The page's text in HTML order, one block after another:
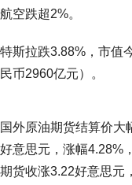
航空跌超2%。
特斯拉跌3.88%，市值
民币2960亿元）。
国外原油期货结算价大
好意思元，涨幅4.28%
期货收涨3.22好意思元